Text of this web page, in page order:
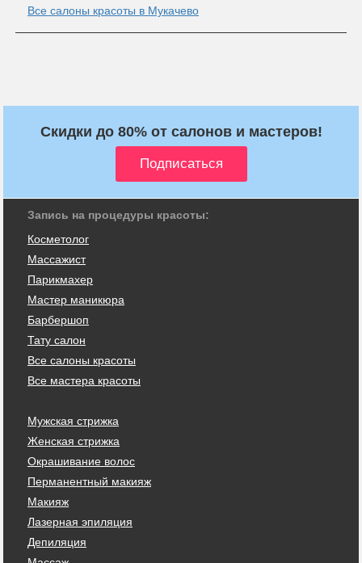
Все салоны красоты в Мукачево
Скидки до 80% от салонов и мастеров!
Запись на процедуры красоты:
Косметолог
Массажист
Парикмахер
Мастер маникюра
Барбершоп
Тату салон
Все салоны красоты
Все мастера красоты
Мужская стрижка
Женская стрижка
Окрашивание волос
Перманентный макияж
Макияж
Лазерная эпиляция
Депиляция